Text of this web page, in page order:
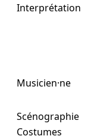
Interprétation
Musicien·ne
Scénographie
Costumes